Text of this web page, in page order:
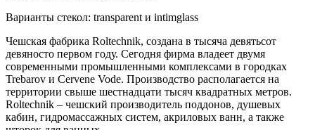
Варианты стекол: transparent и intimglass
Чешская фабрика Roltechnik, создана в тысяча девятьсот
девяносто первом году. Сегодня фирма владеет двумя
современными промышленными комплексами в городках
Trebarov и Cervene Vode. Производство располагается на
территории свыше шестнадцати тысяч квадратных метров.
Roltechnik – чешский производитель поддонов, душевых
кабин, гидромассажных систем, акриловых ванн, а также